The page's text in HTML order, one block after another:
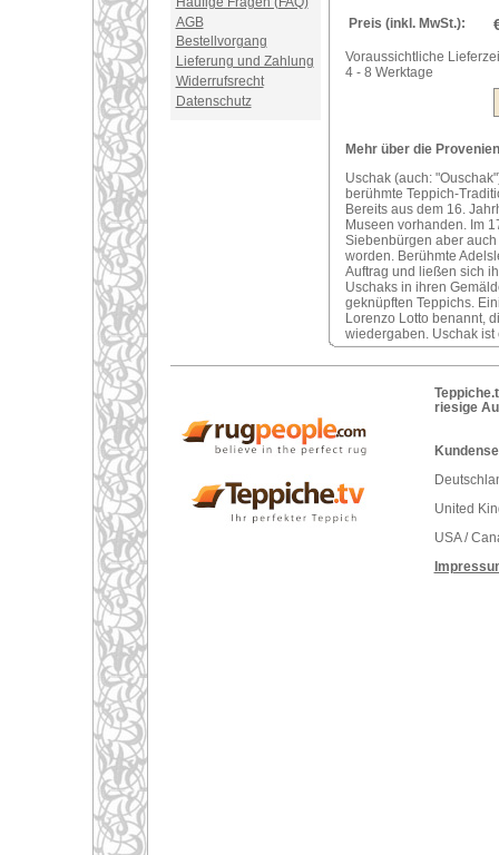
AGB
Bestellvorgang
Lieferung und Zahlung
Widerrufsrecht
Datenschutz
Preis (inkl. MwSt.):
Voraussichtliche
4 - 8 Werktage
Mehr über die
Uschak (auch:
berühmte Teppich-
Bereits aus dem 16.
Museen vorhanden. Im
Siebenbürgen aber
worden. Berühmte
Auftrag und ließen sich
Uschaks in ihren
geknüpften Teppichs.
Lorenzo Lotto benannt,
wiedergaben. Uschak
riesige
United
USA /